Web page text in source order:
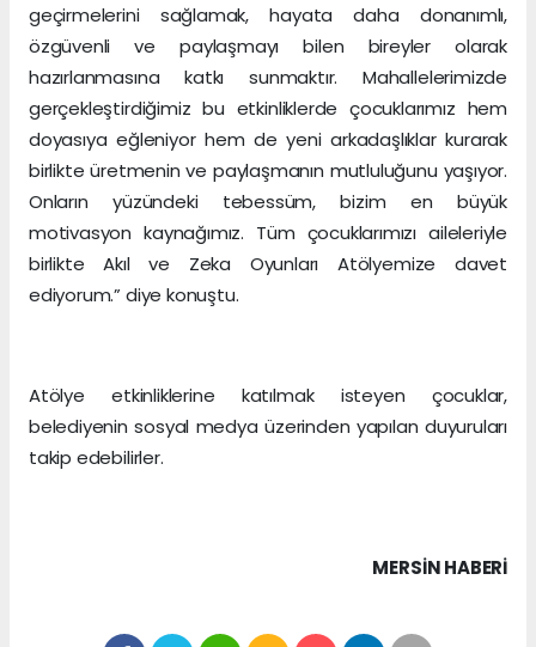
geçirmelerini sağlamak, hayata daha donanımlı,
özgüvenli ve paylaşmayı bilen bireyler olarak
hazırlanmasına katkı sunmaktır. Mahallelerimizde
gerçekleştirdiğimiz bu etkinliklerde çocuklarımız hem
doyasıya eğleniyor hem de yeni arkadaşlıklar kurarak
birlikte üretmenin ve paylaşmanın mutluluğunu yaşıyor.
Onların yüzündeki tebessüm, bizim en büyük
motivasyon kaynağımız. Tüm çocuklarımızı aileleriyle
birlikte Akıl ve Zeka Oyunları Atölyemize davet
ediyorum.” diye konuştu.
Atölye etkinliklerine katılmak isteyen çocuklar,
belediyenin sosyal medya üzerinden yapılan duyuruları
takip edebilirler.
MERSIN HABERİ